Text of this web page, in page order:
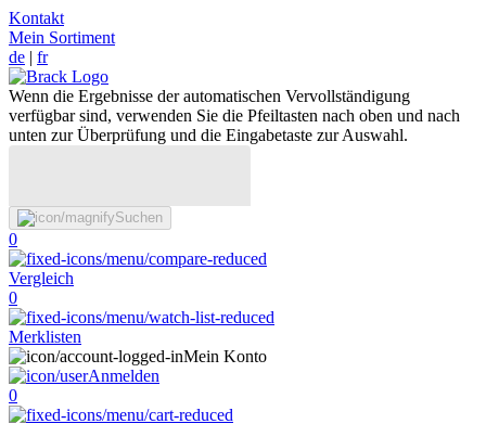
Kontakt
Mein Sortiment
de | fr
Wenn die Ergebnisse der automatischen Vervollständigung
verfügbar sind, verwenden Sie die Pfeiltasten nach oben und nach
unten zur Überprüfung und die Eingabetaste zur Auswahl.
Suchen
0
Vergleich
0
Merklisten
Mein Konto
Anmelden
0